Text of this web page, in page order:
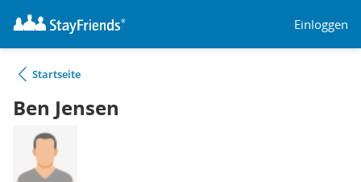
Einloggen
Startseite
Ben Jensen